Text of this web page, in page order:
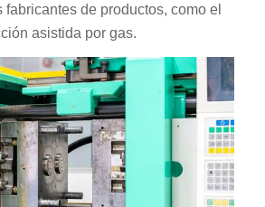
de productos, como el
asistida por gas.